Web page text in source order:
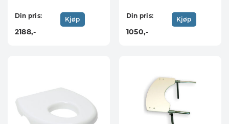
Din pris:
2188,-
Kjøp Din pris:
1050,-
Kjøp